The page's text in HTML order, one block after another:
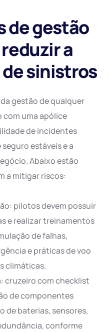
de gestão
a
sinistros
gestão de qualquer
com uma apólice
de incidentes
estáveis e a
Abaixo estão
a mitigar riscos:
pilotos devem possuir
e realizar treinamentos
de falhas,
e práticas de voo
climáticas.
cruzeiro com checklist
de componentes
de baterias, sensores,
conforme